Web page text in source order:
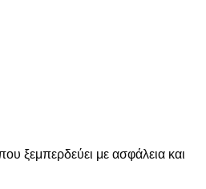
ξεμπερδεύει με ασφάλεια και